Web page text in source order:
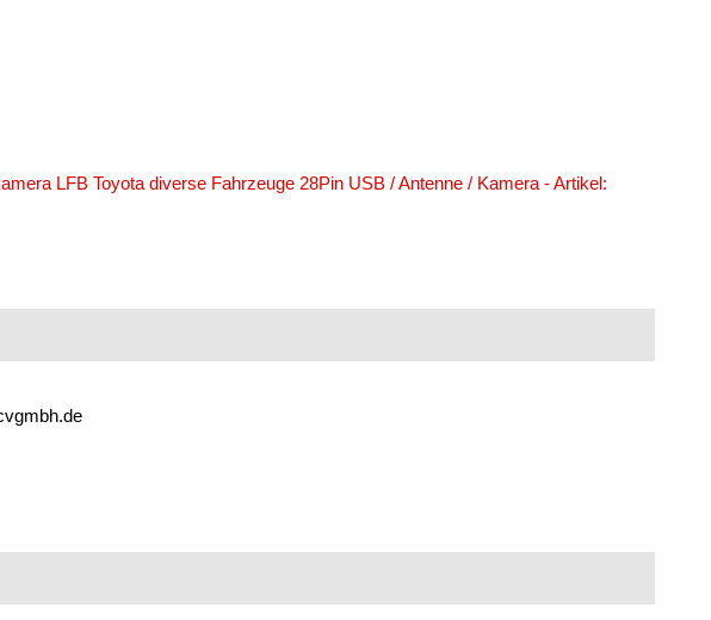
LFB Toyota diverse Fahrzeuge 28Pin USB / Antenne / Kamera - Artikel: